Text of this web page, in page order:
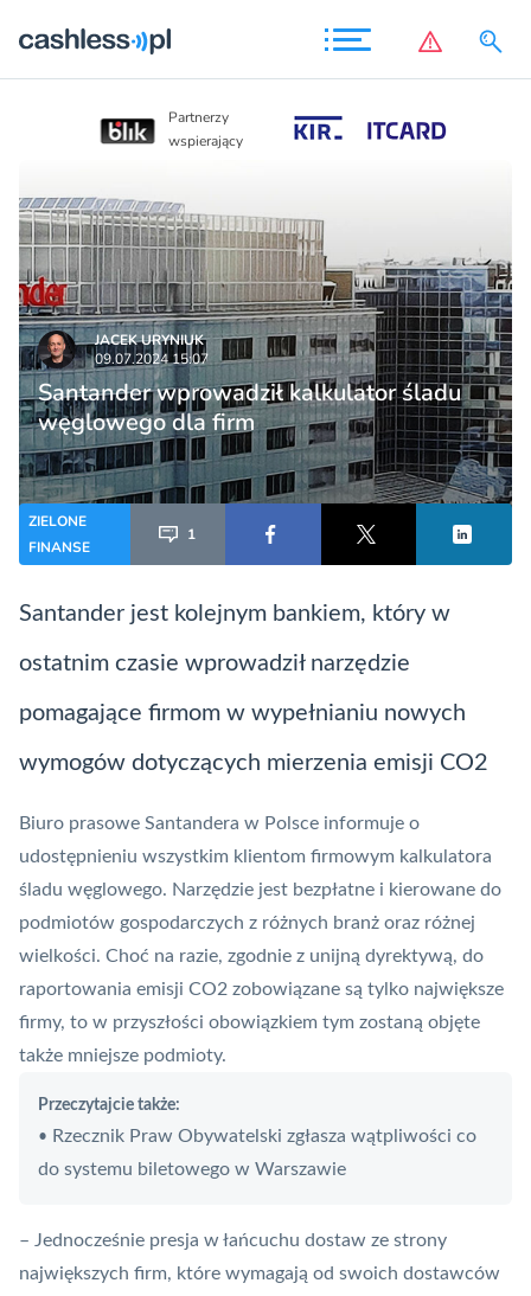
Partnerzy
wspierający
JACEK URYNIUK
09.07.2024 15:07
Santander wprowadził kalkulator śladu
węglowego dla firm
ZIELONE
FINANSE
1
Santander jest kolejnym bankiem, który w
ostatnim czasie wprowadził narzędzie
pomagające firmom w wypełnianiu nowych
wymogów dotyczących mierzenia emisji CO2
Biuro prasowe Santandera w Polsce informuje o
udostępnieniu wszystkim klientom firmowym kalkulatora
śladu węglowego. Narzędzie jest bezpłatne i kierowane do
podmiotów gospodarczych z różnych branż oraz różnej
wielkości. Choć na razie, zgodnie z unijną dyrektywą, do
raportowania emisji CO2 zobowiązane są tylko największe
firmy, to w przyszłości obowiązkiem tym zostaną objęte
także mniejsze podmioty.
Przeczytajcie także:
• Rzecznik Praw Obywatelski zgłasza wątpliwości co
do systemu biletowego w Warszawie
– Jednocześnie presja w łańcuchu dostaw ze strony
największych firm, które wymagają od swoich dostawców